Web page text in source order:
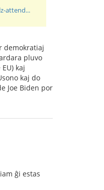
attend...
demokratiaj
pluvo
kaj
kaj do
Joe Biden por
ĝi estas